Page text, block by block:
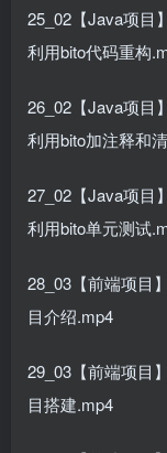
25_02【Java项目
利用bito代码重构
26_02【Java项目
利用bito加注释和
27_02【Java项目
利用bito单元测试
28_03【前端项目
目介绍.mp4
29_03【前端项目
目搭建.mp4